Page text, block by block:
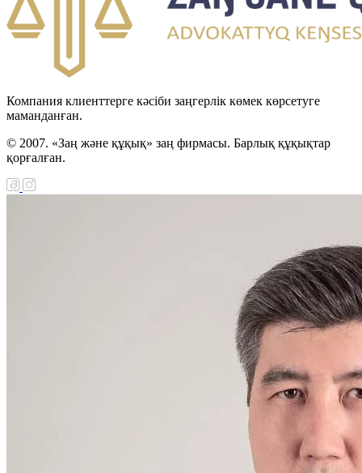
Компания клиенттерге кәсіби заңгерлік көмек көрсетуге
маманданған.
© 2007. «Заң және құқық» заң фирмасы. Барлық құқықтар
қорғалған.